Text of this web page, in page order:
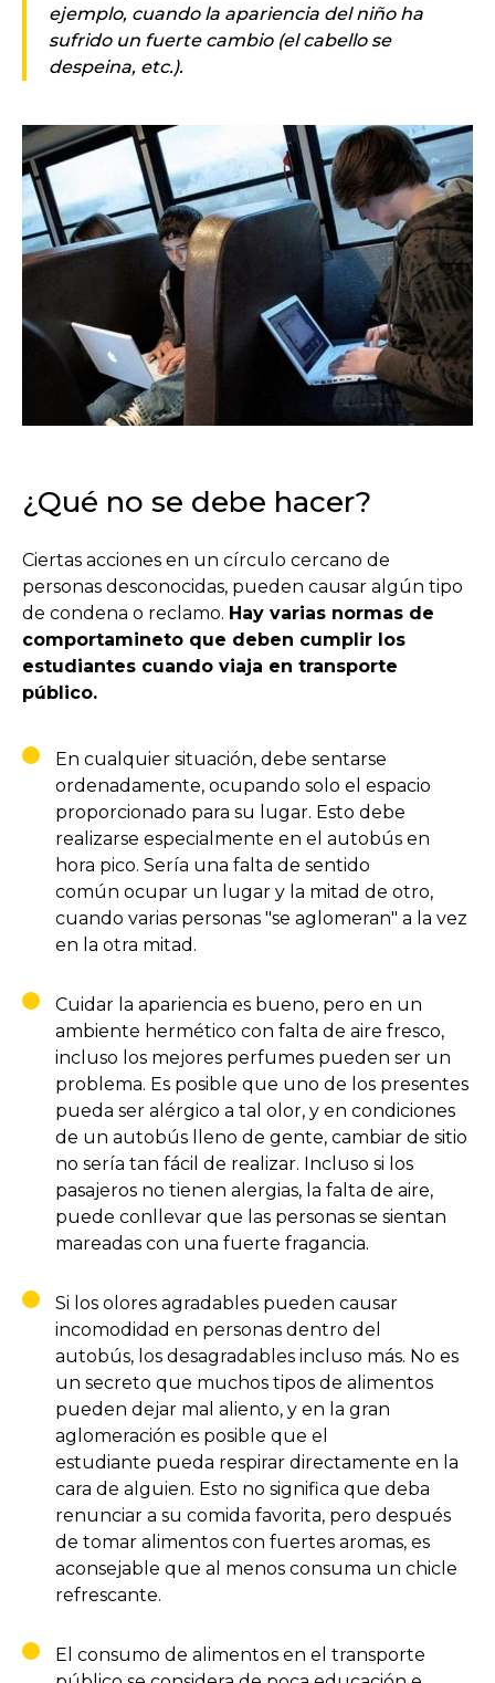
ejemplo, cuando la apariencia del niño ha
sufrido un fuerte cambio (el cabello se
despeina, etc.).
¿Qué no se debe hacer?
Ciertas acciones en un círculo cercano de
personas desconocidas, pueden causar algún tipo
de condena o reclamo. Hay varias normas de
comportamineto que deben cumplir los
estudiantes cuando viaja en transporte
público.
En cualquier situación, debe sentarse
ordenadamente, ocupando solo el espacio
proporcionado para su lugar. Esto debe
realizarse especialmente en el autobús en
hora pico. Sería una falta de sentido
común ocupar un lugar y la mitad de otro,
cuando varias personas "se aglomeran" a la vez
en la otra mitad.
Cuidar la apariencia es bueno, pero en un
ambiente hermético con falta de aire fresco,
incluso los mejores perfumes pueden ser un
problema. Es posible que uno de los presentes
pueda ser alérgico a tal olor, y en condiciones
de un autobús lleno de gente, cambiar de sitio
no sería tan fácil de realizar. Incluso si los
pasajeros no tienen alergias, la falta de aire,
puede conllevar que las personas se sientan
mareadas con una fuerte fragancia.
Si los olores agradables pueden causar
incomodidad en personas dentro del
autobús, los desagradables incluso más. No es
un secreto que muchos tipos de alimentos
pueden dejar mal aliento, y en la gran
aglomeración es posible que el
estudiante pueda respirar directamente en la
cara de alguien. Esto no significa que deba
renunciar a su comida favorita, pero después
de tomar alimentos con fuertes aromas, es
aconsejable que al menos consuma un chicle
refrescante.
El consumo de alimentos en el transporte